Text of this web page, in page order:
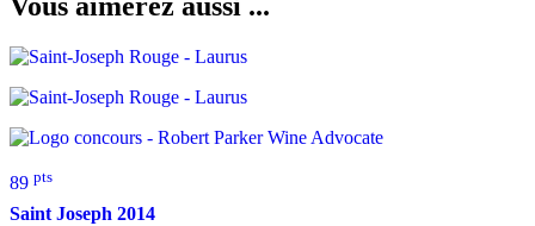
89 pts
Saint Joseph 2014